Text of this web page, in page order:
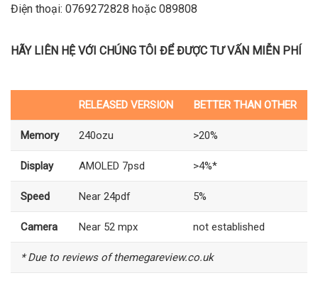
Điện thoại: 0769272828 hoặc 089808
HÃY LIÊN HỆ VỚI CHÚNG TÔI ĐỂ ĐƯỢC TƯ VẤN MIỄN PHÍ
RELEASED VERSION BETTER THAN OTHER
Memory 240ozu >20%
Display AMOLED 7psd >4%*
Speed Near 24pdf 5%
Camera Near 52 mpx not established
* Due to reviews of themegareview.co.uk